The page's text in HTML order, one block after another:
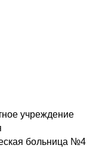
учреждение
больница №4